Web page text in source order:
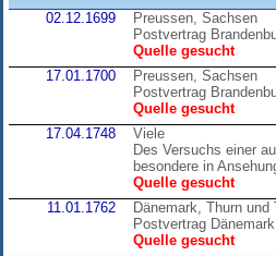
02.12.1699
Preussen, Sachsen
Postvertrag
Quelle gesucht
17.01.1700
Preussen, Sachsen
Postvertrag
Quelle gesucht
17.04.1748
Viele
Des Versuchs einer
besondere in
Quelle gesucht
11.01.1762
Dänemark, Thurn und
Postvertrag
Quelle gesucht